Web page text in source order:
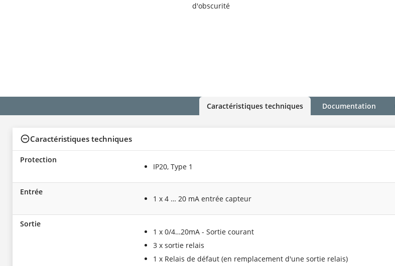
d'obscurité
Caractéristiques techniques Documentation
Caractéristiques techniques
Protection
IP20, Type 1
Entrée
1 x 4 … 20 mA entrée capteur
Sortie
1 x 0/4…20mA - Sortie courant
3 x sortie relais
1 x Relais de défaut (en remplacement d'une sortie relais)